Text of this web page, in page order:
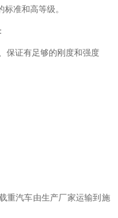
准和高等级。
保证有足够的刚度和强度
重汽车由生产厂家运输到施